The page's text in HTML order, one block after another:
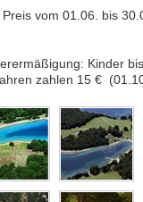
Preis vom 01.06. bis
Kinder
zahlen 15 €